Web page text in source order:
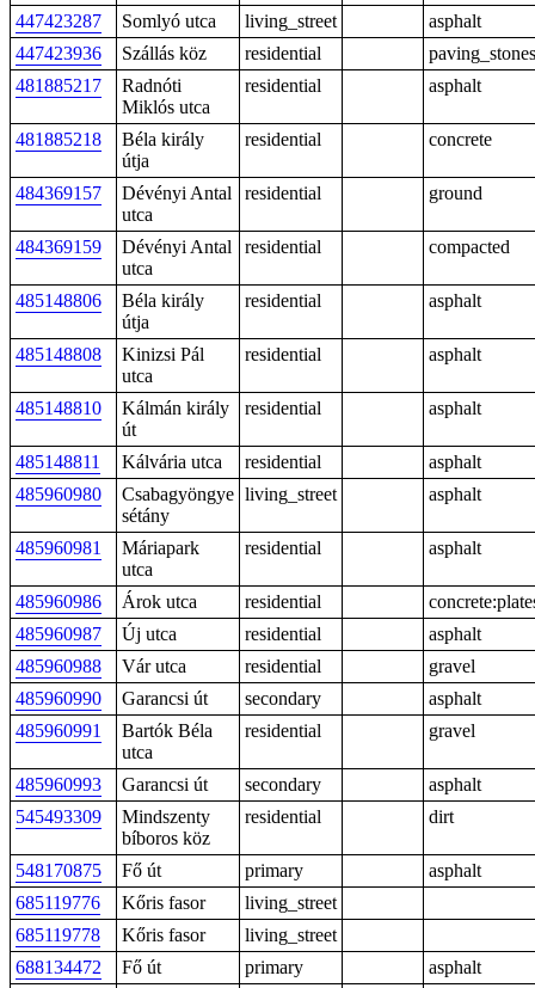
447423287 Somlyó utca living_street
asphalt
447423936
Szállás köz residential
paving_stones
481885217
Radnóti
Miklós utca
residential asphalt
481885218
Béla király
útja
residential concrete
484369157
Dévényi Antal
utca
residential ground
484369159
Dévényi Antal
utca
residential compacted
485148806
Béla király
útja
residential asphalt
485148808
Kinizsi Pál
utca
residential asphalt
485148810
Kálmán király
út
residential asphalt
485148811 Kálvária utca residential
asphalt
485960980
Csabagyöngye
sétány
living_street asphalt
485960981
Máriapark
utca
residential asphalt
485960986 Árok utca residential
485960987
Új utca residential
asphalt
485960988
Vár utca residential
gravel
485960990
Garancsi út secondary
asphalt
485960991
Bartók Béla
utca
residential gravel
485960993 Garancsi út secondary
asphalt
545493309
Mindszenty
bíboros köz
residential dirt
548170875 Fő út primary
asphalt
685119776
Kőris fasor
living_street
685119778
Kőris fasor
living_street
688134472
Fő út primary
asphalt